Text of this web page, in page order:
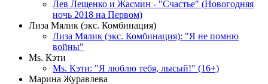
Лев Лещенко и Жасмин - "Счастье" (Новогодняя
ночь 2018 на Первом)
Лиза Мялик (экс. Комбинация)
Лиза Мялик (экс. Комбинация): "Я не помню
войны"
Мs. Кэти
Ms. Кэти: "Я люблю тебя, лысый!" (16+)
Марина Журавлева